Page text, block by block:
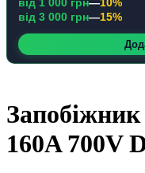
від 3 000 грн—15%
160A 700V